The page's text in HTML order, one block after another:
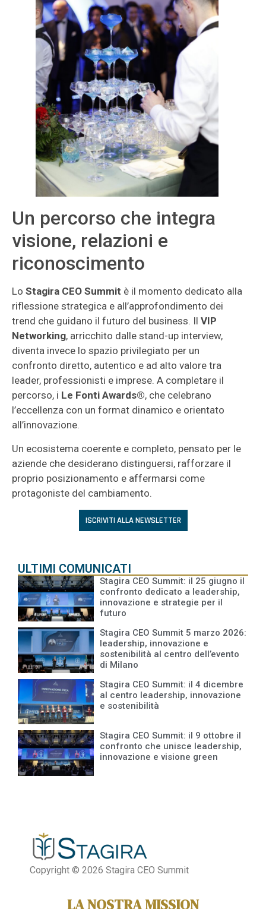
Un percorso che integra
visione, relazioni e
riconoscimento
Lo Stagira CEO Summit è il momento dedicato alla
riflessione strategica e all’approfondimento dei
trend che guidano il futuro del business. Il VIP
Networking, arricchito dalle stand-up interview,
diventa invece lo spazio privilegiato per un
confronto diretto, autentico e ad alto valore tra
leader, professionisti e imprese. A completare il
percorso, i Le Fonti Awards®, che celebrano
l’eccellenza con un format dinamico e orientato
all’innovazione.
Un ecosistema coerente e completo, pensato per le
aziende che desiderano distinguersi, rafforzare il
proprio posizionamento e affermarsi come
protagoniste del cambiamento.
ISCRIVITI ALLA NEWSLETTER
ULTIMI COMUNICATI
Stagira CEO Summit: il 25 giugno il
confronto dedicato a leadership,
innovazione e strategie per il
futuro
Stagira CEO Summit 5 marzo 2026:
leadership, innovazione e
sostenibilità al centro dell’evento
di Milano
Stagira CEO Summit: il 4 dicembre
al centro leadership, innovazione
e sostenibilità
Stagira CEO Summit: il 9 ottobre il
confronto che unisce leadership,
innovazione e visione green
Copyright © 2026 Stagira CEO Summit
LA NOSTRA MISSION